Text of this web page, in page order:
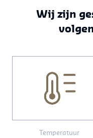
Wij zijn
Temperatuur